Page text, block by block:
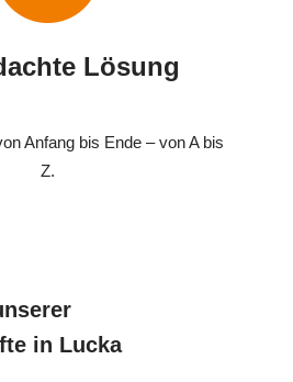
Lösung
Anfang bis Ende – von A bis
Z.
in Lucka